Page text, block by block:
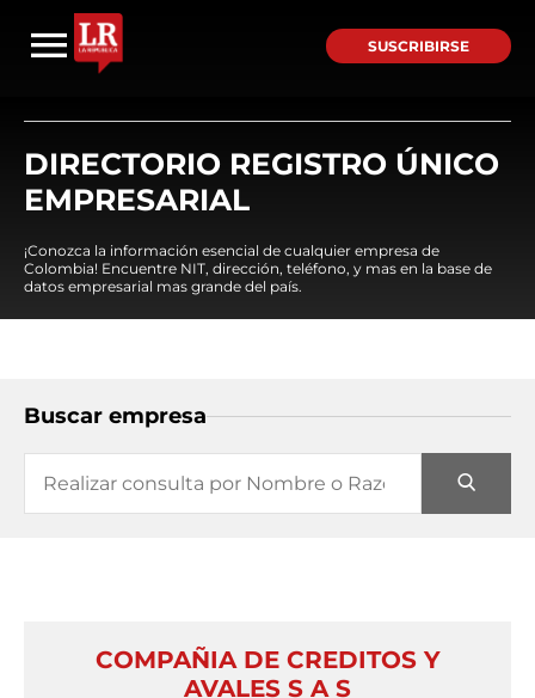
SUSCRIBIRSE
DIRECTORIO REGISTRO ÚNICO
EMPRESARIAL
¡Conozca la información esencial de cualquier empresa de
Colombia! Encuentre NIT, dirección, teléfono, y mas en la base de
datos empresarial mas grande del país.
Buscar empresa
COMPAÑIA DE CREDITOS Y
AVALES S A S